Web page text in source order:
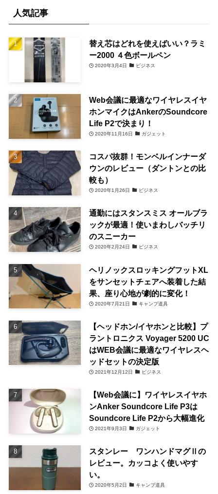
人気記事
替え芯はどれを使えばいい？ラミ
ー2000 ４色ボールペン
2020年3月4日 ビジネス
Web会議に最適なワイヤレスイヤ
ホンマイクはAnkerのSoundcore
Life P2で決まり！
2020年11月16日 ガジェット
コスパ抜群！モンベルインナーダ
ウンのレビュー（ダントンとの比
較も）
2020年1月26日 ビジネス
通勤にはスタンスミス オールブラ
ックが最適！使いまわしバッチリ
のスニーカー
2020年2月24日 ビジネス
ヘリノックスロッキングフットXL
をサンセットチェアへ装着した結
果、座り心地が劇的に変化！
2020年7月21日 キャンプ道具
【ヘッドホン/イヤホンと比較】プ
ラントロニクス Voyager 5200 UC
はWEB会議に最適なワイヤレスヘ
ッドセットの決定版
2021年12月12日 ビジネス
【Web会議に】ワイヤレスイヤホ
ンAnker Soundcore Life P3は
Soundcore Life P2から大幅進化
2021年9月3日 ガジェット
スタンレー ワンハンドマグⅡの
レビュー。カッコよく使いやす
い。
2020年5月2日 キャンプ道具